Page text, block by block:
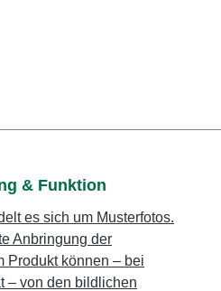
& Funktion
es sich um Musterfotos.
Anbringung der
Produkt können – bei
– von den bildlichen